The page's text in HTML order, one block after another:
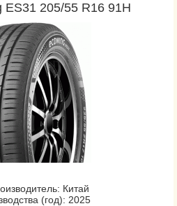
ES31 205/55 R16 91H
Китай
(год): 2025